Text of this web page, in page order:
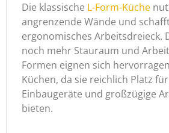
Die klassische L-Form-Küche
angrenzende Wände und
ergonomisches Arbeitsdreieck.
noch mehr Stauraum und
Formen eignen sich
Küchen, da sie reichlich Platz
Einbaugeräte und großzügige
bieten.